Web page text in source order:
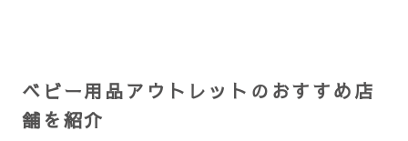
ベビー用品アウトレットのおすすめ店
舗を紹介